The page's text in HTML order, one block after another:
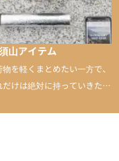
山アイテム
を軽くまとめたい一方で、
けは絶対に持っていきた